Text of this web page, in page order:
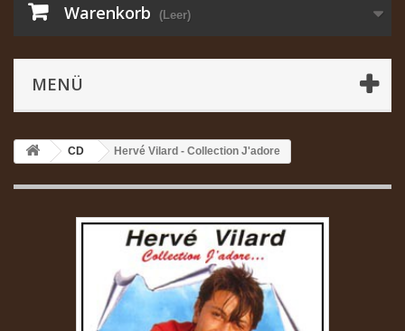
Warenkorb (Leer)
MENÜ
CD Hervé Vilard - Collection J'adore